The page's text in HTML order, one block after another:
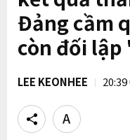
Đảng cầm
còn đối
LEE KEONHEE
Share
Text
size